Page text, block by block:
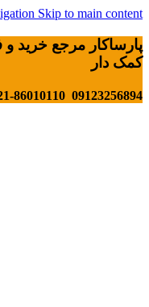
Skip to main content
پارساکار مرجع خرید
کمک دار
09123256894 021-86010110